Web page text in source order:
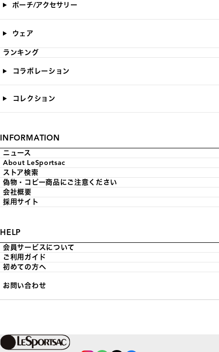
ポーチ/アクセサリー
ウェア
ランキング
コラボレーション
コレクション
INFORMATION
ニュース
About LeSportsac
ストア検索
偽物・コピー商品にご注意ください
会社概要
採用サイト
HELP
会員サービスについて
ご利用ガイド
初めての方へ
お問い合わせ